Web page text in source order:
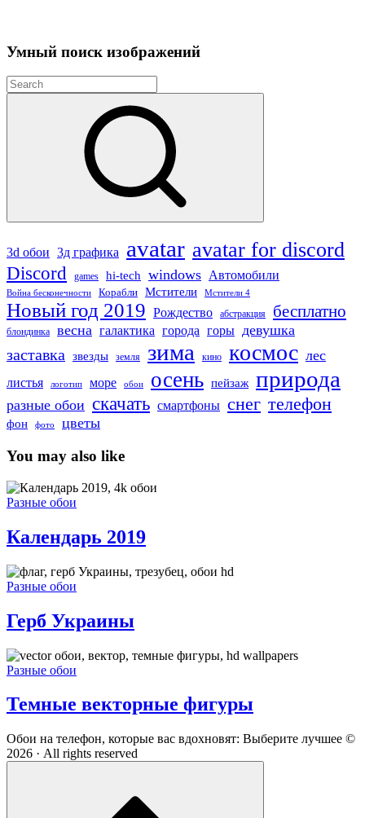
Умный поиск изображений
Search
for:
3d обои 3д графика avatar avatar for discord
Discord games hi-tech windows Автомобили
Война бесконечности Корабли Мстители Мстители 4
Новый год 2019 Рождество абстракция бесплатно
блондинка весна галактика города горы девушка
заставка звезды земля зима кино космос лес
листья логотип море обои осень пейзаж природа
разные обои скачать смартфоны снег телефон
фон фото цветы
You may also like
Календарь
2019
Разные обои
Календарь 2019
Герб
Украины
Разные обои
Герб Украины
Темные
векторные
Разные обои
Темные векторные фигуры
Footer
Widget
Обои на телефон, которые вас вдохновят: Выберите лучшее ©
2026 · All rights reserved